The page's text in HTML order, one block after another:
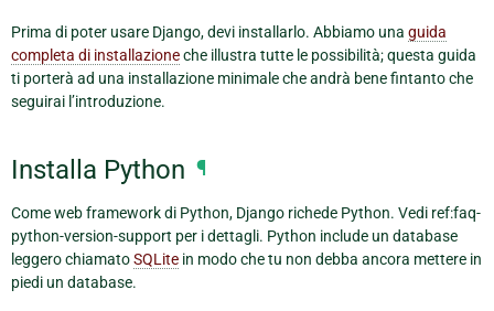
Prima di poter usare Django, devi installarlo. Abbiamo una guida
completa di installazioneche illustra tutte le possibilità; questa guida
ti porterà ad una installazione minimale che andrà bene fintanto che
seguirai l’introduzione.
Installa Python ¶
Come web framework di Python, Django richede Python. Vedi ref:faq-
python-version-support per i dettagli. Python include un database
leggero chiamatoSQLite in modo che tu non debba ancora mettere in
piedi un database.